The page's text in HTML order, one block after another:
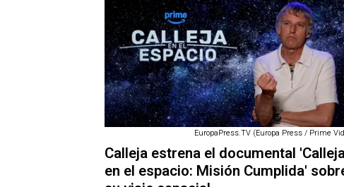
EuropaPress.TV (Europa Press / Prime
Calleja estrena el documental
en el espacio: Misión Cumplida'